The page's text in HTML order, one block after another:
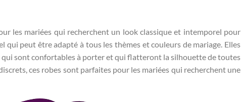
les mariées qui recherchent un look classique et intemporel pour
peut être adapté à tous les thèmes et couleurs de mariage. Elles
qui sont confortables à porter et qui flatteront la silhouette de toutes
ces robes sont parfaites pour les mariées qui recherchent une